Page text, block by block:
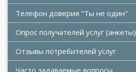
Телефон доверия "Ты не один"
Опрос получателей услуг (анкеты)
Отзывы потребителей услуг